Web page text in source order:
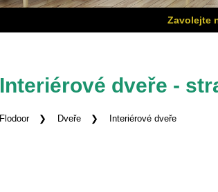
Zavolejte
Interiérové dveře -
Flodoor Dveře Interiérové dveře